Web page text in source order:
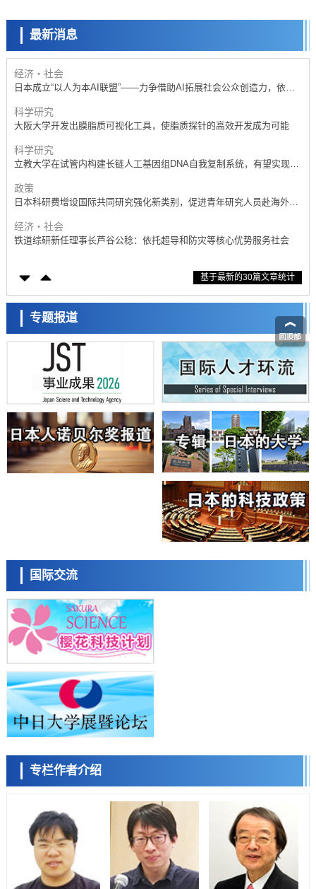
最新消息
科学研究
开发出300亿年仅误差1秒的光晶格钟，构建网络将其打造为下一代社会
基础设施
经济・社会
日本成立“以人为本AI联盟”——力争借助AI拓展社会公众创造力，依托
科学研究
大阪大学开发出膜脂质可视化工具，使脂质探针的高效开发成为可能
科学研究
立教大学在试管内构建长链人工基因组DNA自我复制系统，有望实现携
政策
日本科研费增设国际共同研究强化新类别，促进青年研究人员赴海外开
经济・社会
铁道综研新任理事长芦谷公稔：依托超导和防灾等核心优势服务社会
东京大学通过叶绿体基因组编辑技术强化碳固定酶，成功提高光合作用
科学研究
藤田医科大学等成功鉴定出非结核分枝杆菌生存的必需基因，首次揭示
该基因的必要性因菌株而异
经济・社会
【AI法下篇】如何应对AI的不可控性——中央大学平野晋教授专访
科学研究
日本学术会议：为保持土壤健康应采取哪些措施？探讨土壤保护与强化
的具体对策
科学研究
大阪大学开发基于水氢键网络的温度预测新方法，AI从分子排列信息中
高精度解读
经济・社会
【AI法上篇】如何对“将人生交给AI”保持危机感——中央大学平野晋教
庆应义塾大学阐明脑内“游击手”小胶质细胞包裹保护受损神经细胞的机
制，有望用于开发阿尔茨海默病等疾病疗法
劣化抑制机制，为提升轮胎安全性与耐久性的材料设计开辟道路
科学研究
近畿大学等发现植物染料“日本茜”的红色成分可抑制老化与炎症，有望
成为新型功能性材料
科学研究
群马大学开发针对难治性癫痫的新型基因疗法，利用超小型GAD67启动
子抑制发作
科学研究
九州大学揭示夜间眼压升高机制：两种激素波动叠加所致
科学研究
东京都产技研采用新手法开发出可稳定工作至300℃的介电材料，已验
证电容器可在汽车发动机等高温环境下工作
经济・社会
日本生成式AI使用者占比一年内翻倍，但与中美德仍有较大差距
政策
日本修订首都直下型地震紧急对策：目标为死亡人数至少减半，重点强
化火灾防控
福井大学发现细胞记忆过往并抑制反应的机制，阐明即便DNA相同反应
迥异之谜
科学研究
神户大学确认口服癌症疫苗B440单药给药的安全性，在转移性尿路上皮
癌患者中开展临床试验
基于最新的30篇文章统计
专题报道
国际交流
专栏作者介绍
流员
小岩井忠道
陈小牧 李鸥 安宁